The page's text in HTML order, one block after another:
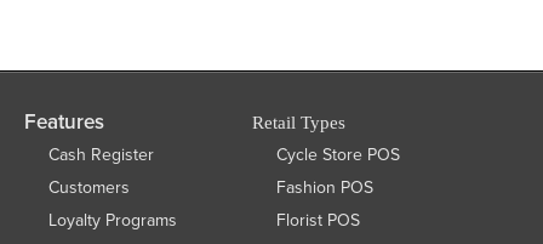
Features
Cash Register
Customers
Loyalty Programs
Retail Types
Cycle Store POS
Fashion POS
Florist POS